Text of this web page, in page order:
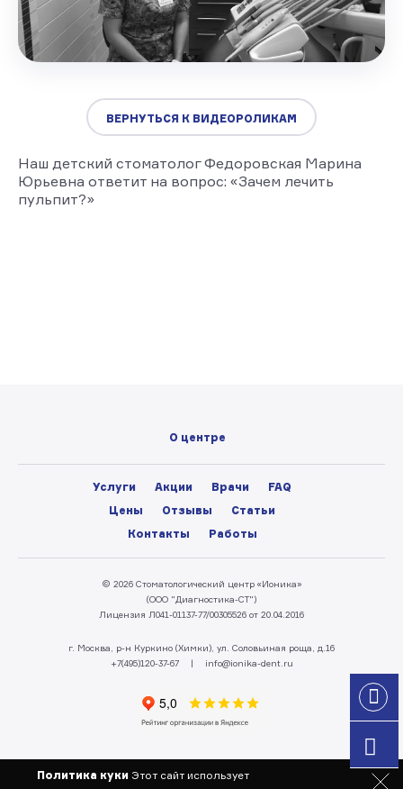
ВЕРНУТЬСЯ К ВИДЕОРОЛИКАМ
Наш детский стоматолог Федоровская Марина
Юрьевна ответит на вопрос: «Зачем лечить
пульпит?»
О центре
Услуги Акции Врачи
FAQ
Цены
Отзывы
Статьи
Контакты
Работы
© 2026 Стоматологический центр «Ионика»
(ООО "Диагностика-СТ")
Лицензия Л041-01137-77/00305526 от 20.04.2016
г. Москва, р-н Куркино (Химки), ул. Соловьиная роща, д.16
+7(495)120-37-67
| info@ionika-dent.ru
Политика куки Этот сайт использует